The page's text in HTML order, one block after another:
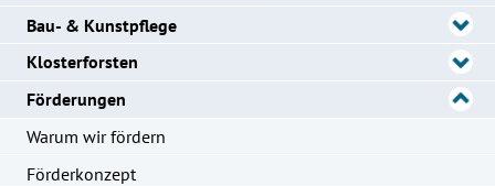
Bau- & Kunstpflege
Klosterforsten
Förderungen
Warum wir fördern
Förderkonzept